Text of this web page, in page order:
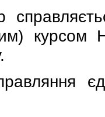
курсом